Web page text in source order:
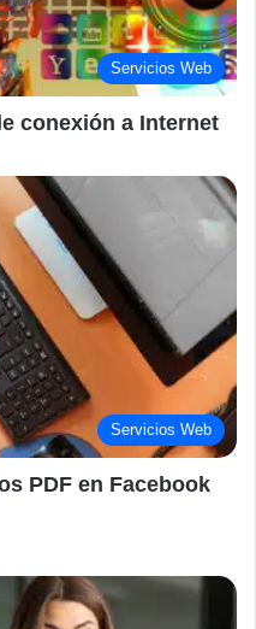
Servicios Web
conexión a Internet
Servicios Web
PDF en Facebook